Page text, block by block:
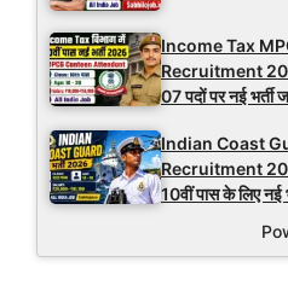
Income Tax
Recruitment
07 पदों पर नई भर्ती
Indian Coast
Recruitment
10वीं पास के लिए नई